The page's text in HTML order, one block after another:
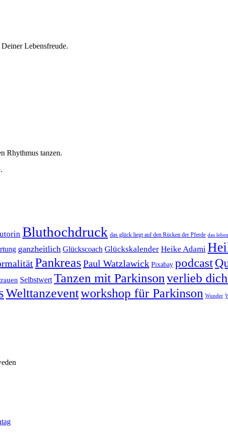
Lebensfreude.
Rhythmus tanzen.
Bluthochdruck das glück liegt auf den Rücken der Pferde das
ganzheitlich Glückscoach Glückskalender Heike Adami
PankreasPaul Watzlawick Pixabay podcast
Selbstwert Tanzen mit Parkinsonverlieb
Welttanzeventworkshop für Parkinson Wunder